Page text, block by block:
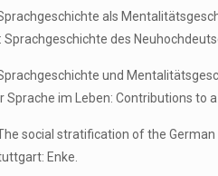
als
Sprachgeschichte des
und
Sprache im Leben: Contributions
social stratification of the
Enke.